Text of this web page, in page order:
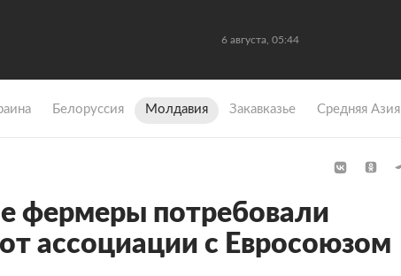
6 августа, 05:44
Белоруссия Молдавия Закавказье Средняя Азия
фермеры потребовали
ассоциации с Евросоюзом